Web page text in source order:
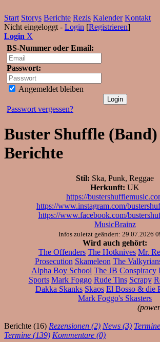
Start Storys Berichte Rezis Kalender Kontakt
Nicht eingeloggt - Login [Registrieren]
Login X
BS-Nummer oder Email:
Passwort:
Angemeldet bleiben
Passwort vergessen?
Buster Shuffle (Band)
Berichte
Stil: Ska, Punk, Reggae
Herkunft: UK
https://
https://www.instagram.com/
https://www.facebook.com/
MusicBrainz
Infos zuletzt geändert: 29.07.2026
Wird auch gehört:
The Offenders The Hotknives Mr.
Prosecution Skameleon The
Alpha Boy School The JB Conspiracy
Sports Mark Foggo Rude Tins Scrapy
Dakka Skanks Skaos El Bosso & die
Mark Foggo's Skasters
Berichte (16) Rezensionen (2) News (3)
Termine (139) Kommentare (0)